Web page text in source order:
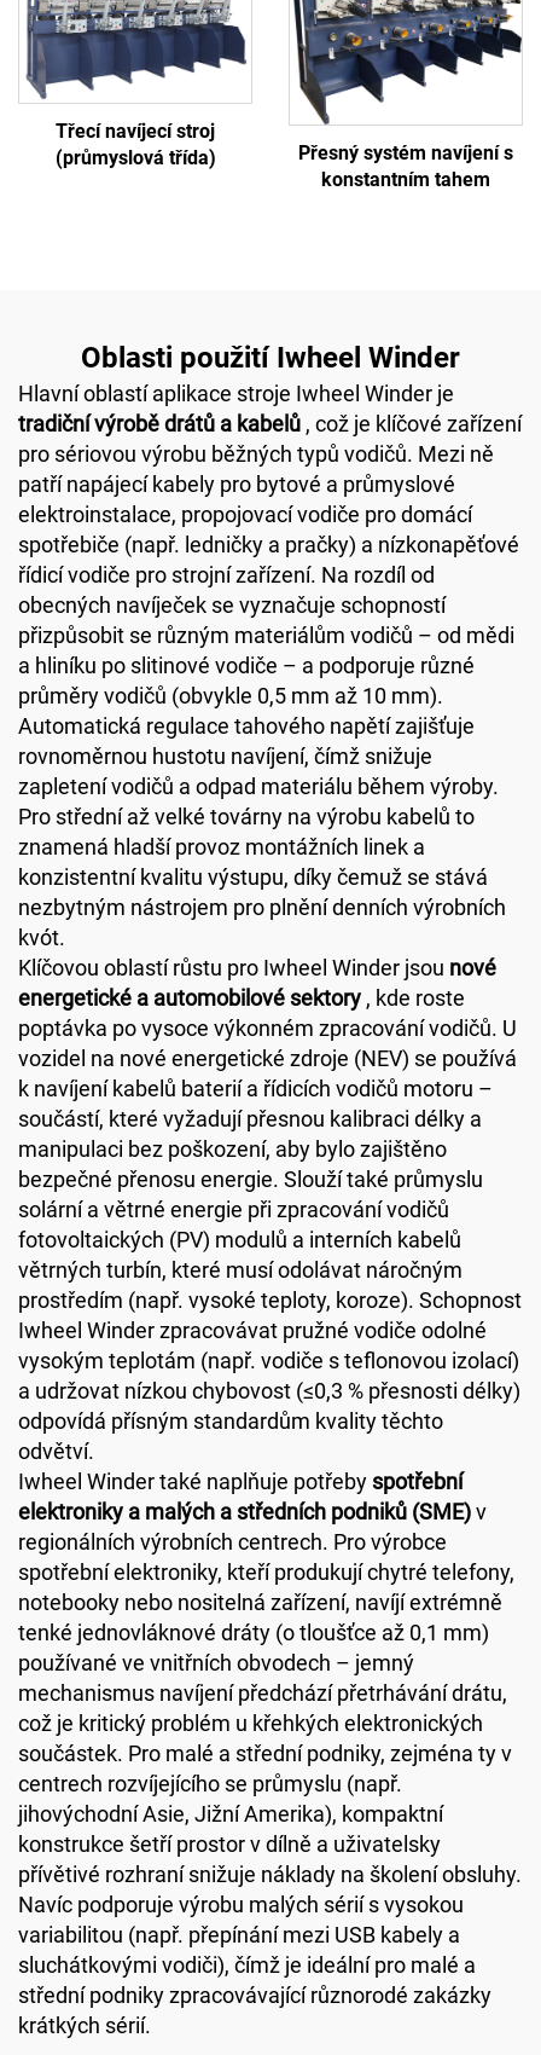
Třecí navíjecí stroj
(průmyslová třída)
Přesný systém navíjení s
konstantním tahem
Oblasti použití Iwheel Winder
Hlavní oblastí aplikace stroje Iwheel Winder je
tradiční výrobě drátů a kabelů , což je klíčové zařízení
pro sériovou výrobu běžných typů vodičů. Mezi ně
patří napájecí kabely pro bytové a průmyslové
elektroinstalace, propojovací vodiče pro domácí
spotřebiče (např. ledničky a pračky) a nízkonapěťové
řídicí vodiče pro strojní zařízení. Na rozdíl od
obecných navíječek se vyznačuje schopností
přizpůsobit se různým materiálům vodičů – od mědi
a hliníku po slitinové vodiče – a podporuje různé
průměry vodičů (obvykle 0,5 mm až 10 mm).
Automatická regulace tahového napětí zajišťuje
rovnoměrnou hustotu navíjení, čímž snižuje
zapletení vodičů a odpad materiálu během výroby.
Pro střední až velké továrny na výrobu kabelů to
znamená hladší provoz montážních linek a
konzistentní kvalitu výstupu, díky čemuž se stává
nezbytným nástrojem pro plnění denních výrobních
kvót.
Klíčovou oblastí růstu pro Iwheel Winder jsou nové
energetické a automobilové sektory , kde roste
poptávka po vysoce výkonném zpracování vodičů. U
vozidel na nové energetické zdroje (NEV) se používá
k navíjení kabelů baterií a řídicích vodičů motoru –
součástí, které vyžadují přesnou kalibraci délky a
manipulaci bez poškození, aby bylo zajištěno
bezpečné přenosu energie. Slouží také průmyslu
solární a větrné energie při zpracování vodičů
fotovoltaických (PV) modulů a interních kabelů
větrných turbín, které musí odolávat náročným
prostředím (např. vysoké teploty, koroze). Schopnost
Iwheel Winder zpracovávat pružné vodiče odolné
vysokým teplotám (např. vodiče s teflonovou izolací)
a udržovat nízkou chybovost (≤0,3 % přesnosti délky)
odpovídá přísným standardům kvality těchto
odvětví.
Iwheel Winder také naplňuje potřebyspotřební
elektroniky a malých a středních podniků (SME)v
regionálních výrobních centrech. Pro výrobce
spotřební elektroniky, kteří produkují chytré telefony,
notebooky nebo nositelná zařízení, navíjí extrémně
tenké jednovláknové dráty (o tloušťce až 0,1 mm)
používané ve vnitřních obvodech – jemný
mechanismus navíjení předchází přetrhávání drátu,
což je kritický problém u křehkých elektronických
součástek. Pro malé a střední podniky, zejména ty v
centrech rozvíjejícího se průmyslu (např.
jihovýchodní Asie, Jižní Amerika), kompaktní
konstrukce šetří prostor v dílně a uživatelsky
přívětivé rozhraní snižuje náklady na školení obsluhy.
Navíc podporuje výrobu malých sérií s vysokou
variabilitou (např. přepínání mezi USB kabely a
sluchátkovými vodiči), čímž je ideální pro malé a
střední podniky zpracovávající různorodé zakázky
krátkých sérií.